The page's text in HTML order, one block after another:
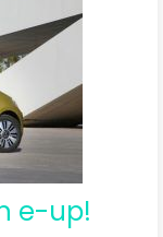
e-up!